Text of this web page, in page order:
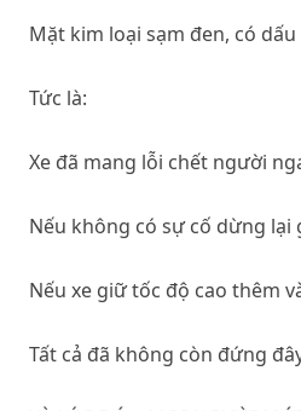
Mặt kim loại sạm đen, có
Tức là:
Xe đã mang lỗi chết người
Nếu không có sự cố dừng lại
Nếu xe giữ tốc độ cao thêm
Tất cả đã không còn đứng